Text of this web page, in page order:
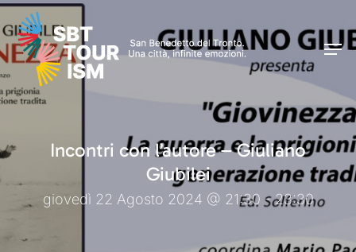
Skip
to
main
content
Incontri con l’autore – Giuliano
Giubilei
giovedì 22 Agosto 2024 @ 21:30 - 23:30